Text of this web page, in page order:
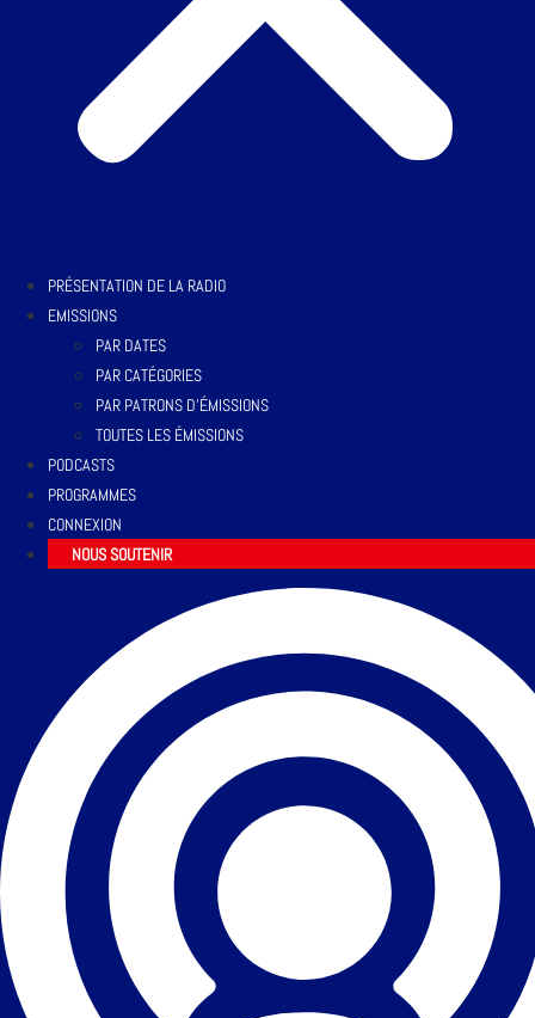
PRÉSENTATION DE LA RADIO
EMISSIONS
PAR DATES
PAR CATÉGORIES
PAR PATRONS D’ÉMISSIONS
TOUTES LES ÉMISSIONS
PODCASTS
PROGRAMMES
CONNEXION
NOUS SOUTENIR